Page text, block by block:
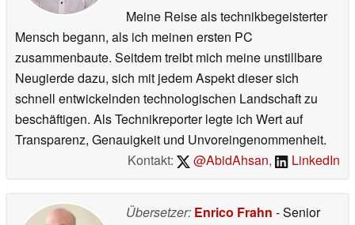
Meine Reise als technikbegeisterter
Mensch begann, als ich meinen ersten PC
zusammenbaute. Seitdem treibt mich meine unstillbare
Neugierde dazu, sich mit jedem Aspekt dieser sich
schnell entwickelnden technologischen Landschaft zu
beschäftigen. Als Technikreporter legte ich Wert auf
Transparenz, Genauigkeit und Unvoreingenommenheit.
Kontakt:
@AbidAhsan, LinkedIn
Übersetzer: Enrico Frahn - Senior